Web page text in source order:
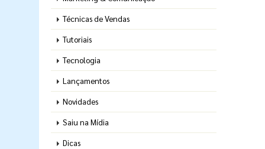
Técnicas de Vendas
Tutoriais
Tecnologia
Lançamentos
Novidades
Saiu na Mídia
Dicas